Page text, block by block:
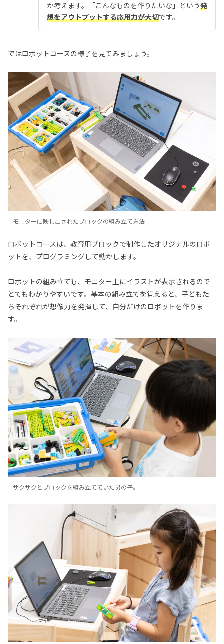
か考えます。「こんなものを作りたいな」という発
想をアウトプットする応用力が大切です。
ではロボットコースの様子を見てみましょう。
モニターに映し出されたブロックの組み立て方法
ロボットコースは、教育用ブロックで制作したオリジナルのロボ
ットを、プログラミングして動かします。
ロボットの組み立ても、モニター上にイラストが表示されるので
とてもわかりやすいです。基本の組み立てを覚えると、子どもた
ちそれぞれが想像力を発揮して、自分だけのロボットを作りま
す。
サクサクとブロックを組み立てていた男の子。